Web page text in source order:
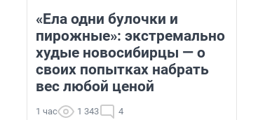
«Ела одни булочки и
пирожные»: экстремально
худые новосибирцы — о
своих попытках набрать
вес любой ценой
1 час 1 343 4